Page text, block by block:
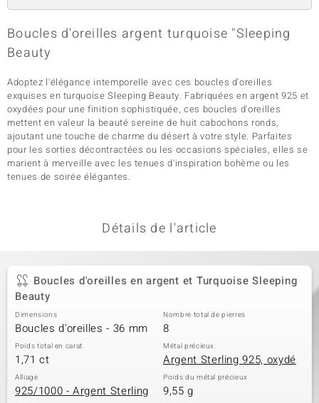
Boucles d'oreilles argent turquoise "Sleeping
Beauty
Adoptez l'élégance intemporelle avec ces boucles d'oreilles
exquises en turquoise Sleeping Beauty. Fabriquées en argent 925 et
oxydées pour une finition sophistiquée, ces boucles d'oreilles
mettent en valeur la beauté sereine de huit cabochons ronds,
ajoutant une touche de charme du désert à votre style. Parfaites
pour les sorties décontractées ou les occasions spéciales, elles se
marient à merveille avec les tenues d'inspiration bohème ou les
tenues de soirée élégantes.
Détails de l'article
Boucles d'oreilles en argent et Turquoise Sleeping
Beauty
Dimensions
Boucles d'oreilles - 36 mm
Nombre total de pierres
8
Poids total en carat
1,71 ct
Métal précieux
Argent Sterling 925, oxydé
Alliage
925/1000 - Argent Sterling
Poids du métal précieux
9,55 g